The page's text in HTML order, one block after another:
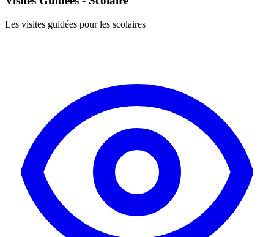
Les visites guidées pour les scolaires